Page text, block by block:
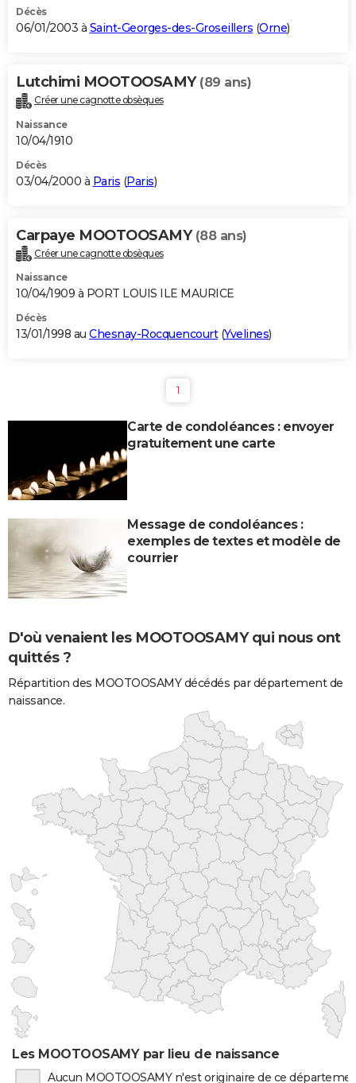
Décès
06/01/2003 à Saint-Georges-des-Groseillers (Orne)
Lutchimi MOOTOOSAMY (89 ans)
Créer une cagnotte obsèques
Naissance
10/04/1910
Décès
03/04/2000 à Paris (Paris)
Carpaye MOOTOOSAMY (88 ans)
Créer une cagnotte obsèques
Naissance
10/04/1909 à PORT LOUIS ILE MAURICE
Décès
13/01/1998 au Chesnay-Rocquencourt(Yvelines)
1
Carte de condoléances : envoyer
gratuitement une carte
Message de condoléances :
exemples de textes et modèle de
courrier
D'où venaient les MOOTOOSAMY qui nous ont
quittés ?
Répartition des MOOTOOSAMY décédés par département de
naissance.
Les MOOTOOSAMY par lieu de naissance
Aucun MOOTOOSAMY n'est originaire de ce